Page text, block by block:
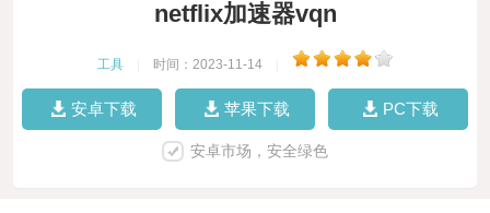
netflix加速器vqn
工具 时间：2023-11-14
安卓下载 苹果下载 PC下载
安卓市场，安全绿色